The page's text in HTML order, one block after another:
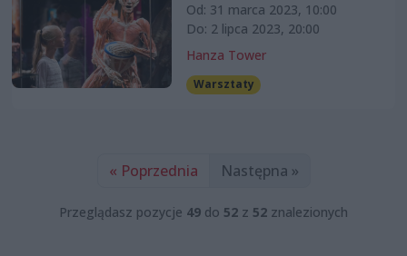
Od: 31 marca 2023, 10:00
Do: 2 lipca 2023, 20:00
Hanza Tower
Warsztaty
« Poprzednia Następna »
Przeglądasz pozycje 49 do 52 z 52 znalezionych